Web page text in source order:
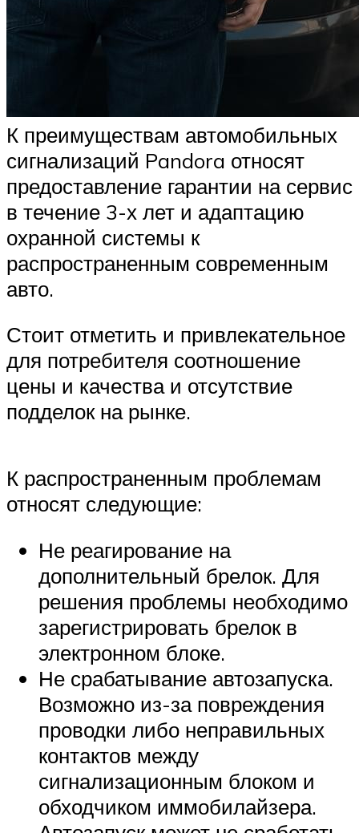
К преимуществам автомобильных
сигнализаций Pandora относят
предоставление гарантии на сервис
в течение 3-х лет и адаптацию
охранной системы к
распространенным современным
авто.
Стоит отметить и привлекательное
для потребителя соотношение
цены и качества и отсутствие
подделок на рынке.
К распространенным проблемам
относят следующие:
Не реагирование на
дополнительный брелок. Для
решения проблемы необходимо
зарегистрировать брелок в
электронном блоке.
Не срабатывание автозапуска.
Возможно из-за повреждения
проводки либо неправильных
контактов между
сигнализационным блоком и
обходчиком иммобилайзера.